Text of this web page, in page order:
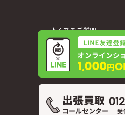
よくあるご質問
お問い合わせ
個人情報保護方針
宅配買取利用規約